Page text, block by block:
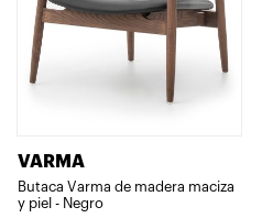
VARMA
Butaca Varma de madera maciza
y piel - Negro